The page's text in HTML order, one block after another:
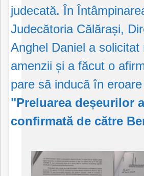
judecată. În
Judecătoria Călărași,
Anghel Daniel a solicitat
amenzii și a făcut o
pare să inducă în
"Preluarea deșeurilor
confirmată de către